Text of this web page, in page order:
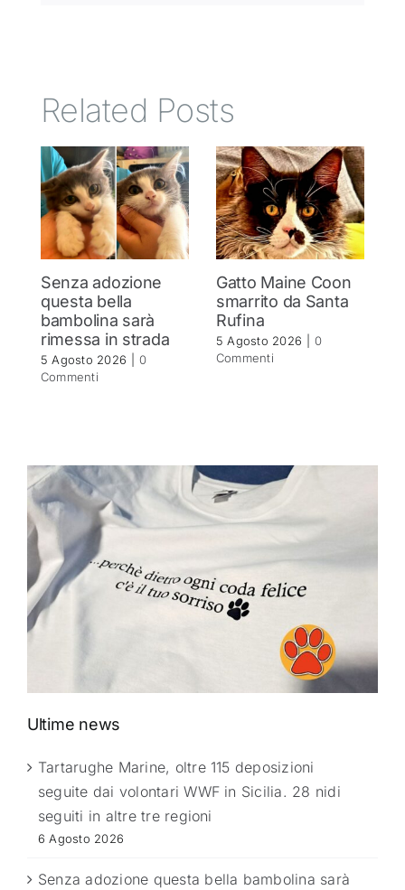
Related Posts
Senza adozione
questa bella
bambolina sarà
rimessa in strada
5 Agosto 2026
0
Commenti
Gatto Maine Coon
smarrito da Santa
Rufina
5 Agosto 2026
0
Commenti
Ultime news
Tartarughe Marine, oltre 115 deposizioni
seguite dai volontari WWF in Sicilia. 28 nidi
seguiti in altre tre regioni
6 Agosto 2026
Senza adozione questa bella bambolina sarà